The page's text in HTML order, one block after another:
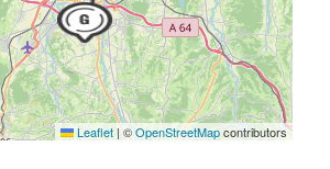
Leaflet |©OpenStreetMapcontributors